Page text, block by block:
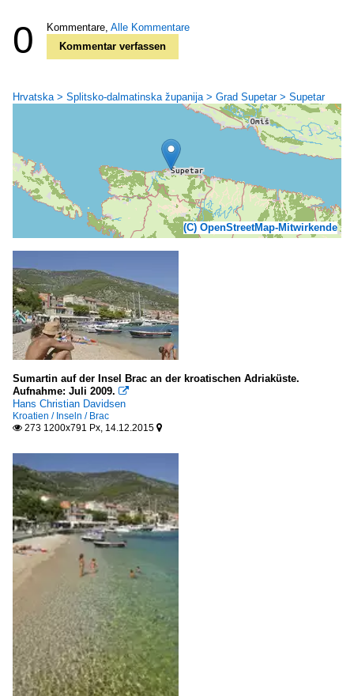
0 Kommentare, Alle Kommentare
Kommentar verfassen
Hrvatska > Splitsko-dalmatinska županija > Grad Supetar > Supetar
(C) OpenStreetMap-Mitwirkende
Sumartin auf der Insel Brac an der kroatischen Adriaküste.
Aufnahme: Juli 2009. 
Hans Christian Davidsen
Kroatien / Inseln / Brac
 273 1200x791 Px, 14.12.2015 